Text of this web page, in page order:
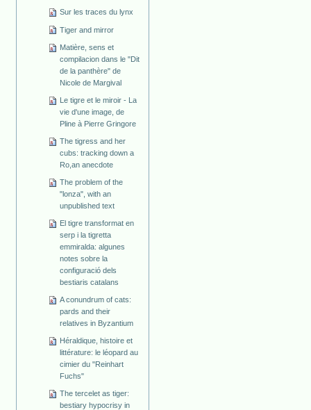
Sur les traces du lynx
Tiger and mirror
Matière, sens et
compilacion dans le "Dit
de la panthère" de
Nicole de Margival
Le tigre et le miroir - La
vie d'une image, de
Pline à Pierre Gringore
The tigress and her
cubs: tracking down a
Ro,an anecdote
The problem of the
"lonza", with an
unpublished text
El tigre transformat en
serp i la tigretta
emmiralda: algunes
notes sobre la
configuració dels
bestiaris catalans
A conundrum of cats:
pards and their
relatives in Byzantium
Héraldique, histoire et
littérature: le léopard au
cimier du "Reinhart
Fuchs"
The tercelet as tiger:
bestiary hypocrisy in